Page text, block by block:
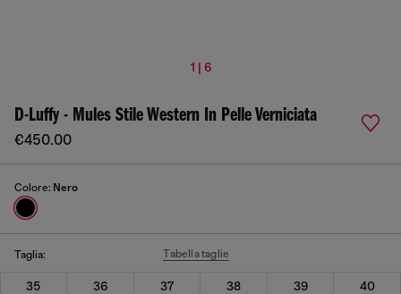
1 | 6
D-Luffy - Mules Stile Western In Pelle Verniciata
€450.00
Colore: Nero
Taglia: Tabella taglie
35 36 37 38 39
40